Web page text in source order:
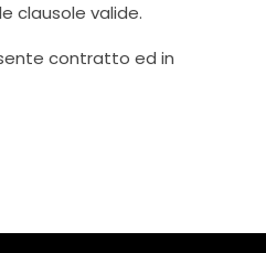
clausole valide.
contratto ed in